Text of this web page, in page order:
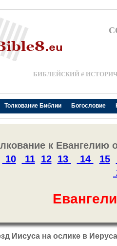
БИБЛЕЙСКИЙ #
Толкование Библии Богословие
к Евангелию
10 11 12 13 14 15
Иисуса на ослике в